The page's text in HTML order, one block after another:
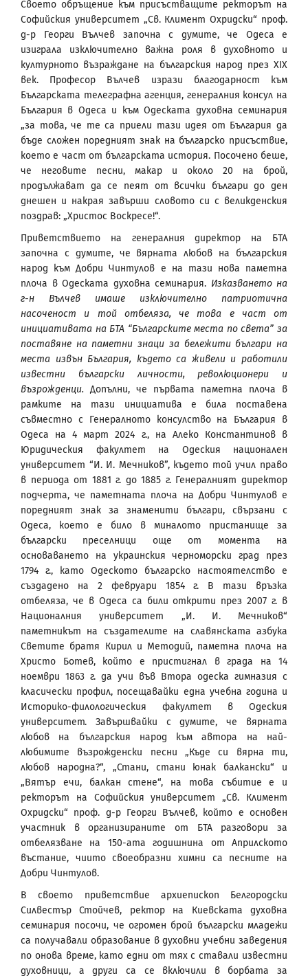
Своето обръщение към присъстващите ректорът на
Софийския университет „Св. Климент Охридски“ проф.
д-р Георги Вълчев започна с думите, че Одеса е
изиграла изключително важна роля в духовното и
културното възраждане на българския народ през XIX
век. Професор Вълчев изрази благодарност към
Българската телеграфна агенция, генералния консул на
България в Одеса и към Одеската духовна семинария
„за това, че те са приели тази идея от България да
бъде сложен поредният знак на българско присъствие,
което е част от българската история. Посочено беше,
че неговите песни, макар и около 20 на брой,
продължават да се пеят от всички българи до ден
днешен и накрая завърши словото си с великденския
поздрав: „Христос Воскресе!“.
Приветствието на генералния директор на БТА
започна с думите, че вярната любов на българския
народ към Добри Чинтулов е на тази нова паметна
плоча в Одеската духовна семинария. Изказването на
г-н Вълчев имаше изключително патриотична
насоченост и той отбеляза, че това е част от
инициативата на БТА “Българските места по света” за
поставяне на паметни знаци за бележити българи на
места извън България, където са живели и работили
известни български личности, революционери и
възрожденци. Допълни, че първата паметна плоча в
рамките на тази инициатива е била поставена
съвместно с Генералното консулство на България в
Одеса на 4 март 2024 г., на Алеко Константинов в
Юридическия факултет на Одеския национален
университет “И. И. Мечников”, където той учил право
в периода от 1881 г. до 1885 г. Генералният директор
подчерта, че паметната плоча на Добри Чинтулов е
поредният знак за знаменити българи, свързани с
Одеса, което е било в миналото пристанище за
български преселници още от момента на
основаването на украинския черноморски град през
1794 г., като Одеското българско настоятелство е
създадено на 2 февруари 1854 г. В тази връзка
отбеляза, че в Одеса са били открити през 2007 г. в
Националния университет „И. И. Мечников“
паметникът на създателите на славянската азбука
Светите братя Кирил и Методий, паметна плоча на
Христо Ботев, който е пристигнал в града на 14
ноември 1863 г. да учи във Втора одеска гимназия с
класически профил, посещавайки една учебна година и
Историко-филологическия факултет в Одеския
университет. Завършвайки с думите, че вярната
любов на българския народ към автора на най-
любимите възрожденски песни „Къде си вярна ти,
любов народна?“, „Стани, стани юнак балкански“ и
„Вятър ечи, балкан стене“, на това събитие е и
ректорът на Софийския университет „Св. Климент
Охридски“ проф. д-р Георги Вълчев, който е основен
участник в организираните от БТА разговори за
отбелязване на 150-ата годишнина от Априлското
въстание, чиито своеобразни химни са песните на
Добри Чинтулов.
В своето приветствие архиепископ Белгородски
Силвестър Стойчев, ректор на Киевската духовна
семинария посочи, че огромен брой български младежи
са получавали образование в духовни учебни заведения
по онова време, като едни от тях с ставали известни
духовници, а други са се включили в борбата за